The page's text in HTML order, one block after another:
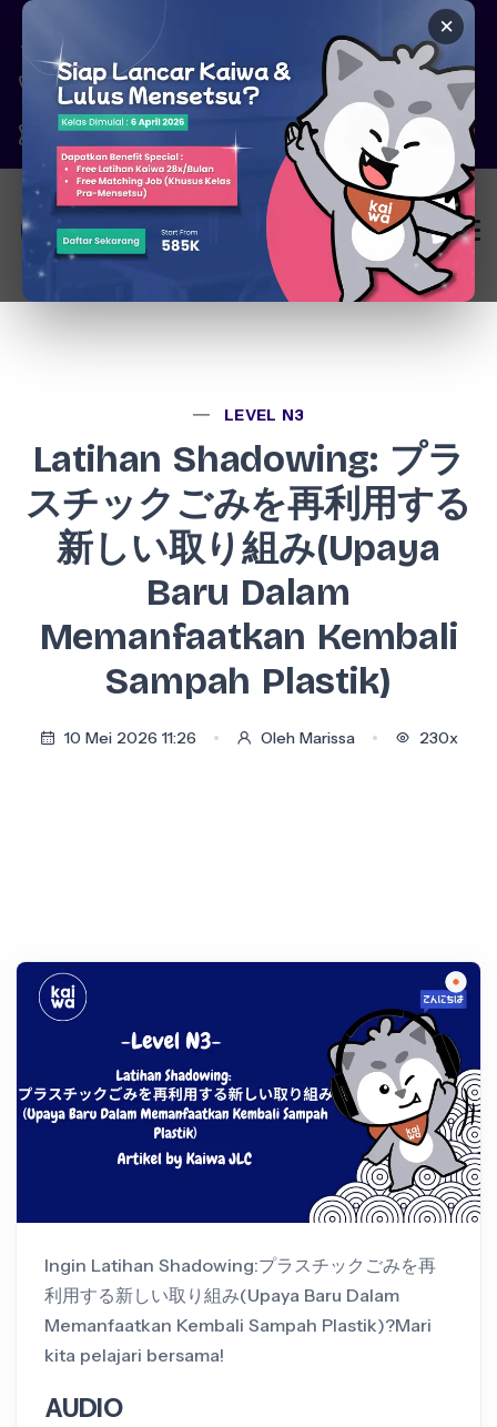
×
Pare, Kediri - Jawa Timur
6287777326344
marketing@kaiwa.id
Login
LEVEL N3
Latihan Shadowing: プラ
スチックごみを再利用する
新しい取り組み(Upaya
Baru Dalam
Memanfaatkan Kembali
Sampah Plastik)
10 Mei 2026 11:26 Oleh Marissa 230x
Ingin Latihan Shadowing:プラスチックごみを再
利用する新しい取り組み(Upaya Baru Dalam
Memanfaatkan Kembali Sampah Plastik)?Mari
kita pelajari bersama!
AUDIO